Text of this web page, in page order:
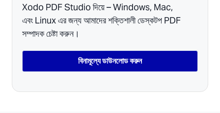
Xodo PDF Studio দিয়ে – Windows, Mac,
এবং Linux এর জন্য আমাদের শক্তিশালী ডেস্কটপ PDF
সম্পাদক চেষ্টা করুন।
বিনামূল্যে ডাউনলোড করুন